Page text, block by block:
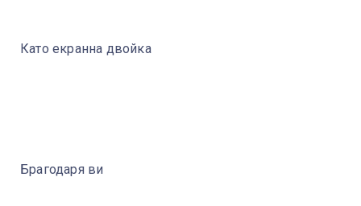
Като екранна двойка
Брагодаря ви